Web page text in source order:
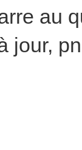
au
jour,